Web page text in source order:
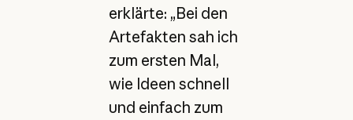
erklärte: „Bei den
Artefakten sah ich
zum ersten Mal,
wie Ideen schnell
und einfach zum